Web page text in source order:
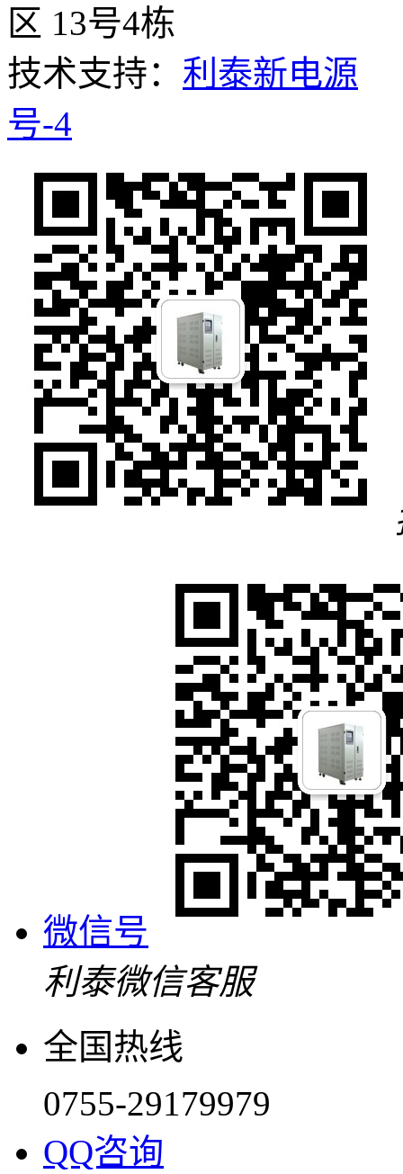
区 13号4栋
技术支持： 利泰新电源
号-4
微信号
利泰微信客服
全国热线
0755-29179979
QQ咨询